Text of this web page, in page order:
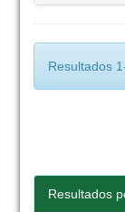
Resultados
Resultados